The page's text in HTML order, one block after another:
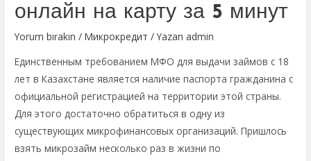
онлайн на карту за 5 минут
Yorum bırakın /Микрокредит / Yazan admin
Единственным требованием МФО для выдачи займов с 18
лет в Казахстане является наличие паспорта гражданина с
официальной регистрацией на территории этой страны.
Для этого достаточно обратиться в одну из
существующих микрофинансовых организаций. Пришлось
взять микрозайм несколько раз в жизни по